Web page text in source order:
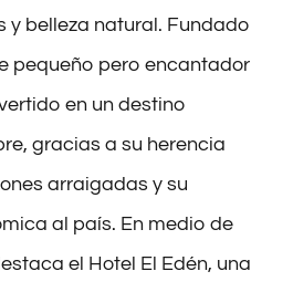
y belleza natural. Fundado
pequeño pero encantador
en un destino
gracias a su herencia
arraigadas y su
al país. En medio de
el Hotel El Edén, una